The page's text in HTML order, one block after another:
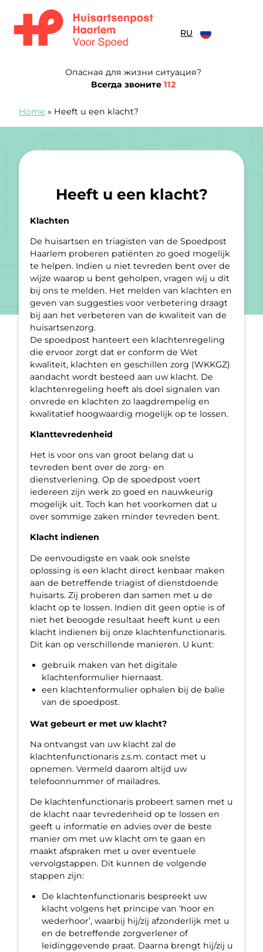
RU
Опасная для жизни ситуация?
Всегда звоните 112
Home » Heeft u een klacht?
Heeft u een klacht?
Klachten
De huisartsen en triagisten van de Spoedpost
Haarlem proberen patiënten zo goed mogelijk
te helpen. Indien u niet tevreden bent over de
wijze waarop u bent geholpen, vragen wij u dit
bij ons te melden. Het melden van klachten en
geven van suggesties voor verbetering draagt
bij aan het verbeteren van de kwaliteit van de
huisartsenzorg.
De spoedpost hanteert een klachtenregeling
die ervoor zorgt dat er conform de Wet
kwaliteit, klachten en geschillen zorg (WKKGZ)
aandacht wordt besteed aan uw klacht. De
klachtenregeling heeft als doel signalen van
onvrede en klachten zo laagdrempelig en
kwalitatief hoogwaardig mogelijk op te lossen.
Klanttevredenheid
Het is voor ons van groot belang dat u
tevreden bent over de zorg- en
dienstverlening. Op de spoedpost voert
iedereen zijn werk zo goed en nauwkeurig
mogelijk uit. Toch kan het voorkomen dat u
over sommige zaken minder tevreden bent.
Klacht indienen
De eenvoudigste en vaak ook snelste
oplossing is een klacht direct kenbaar maken
aan de betreffende triagist of dienstdoende
huisarts. Zij proberen dan samen met u de
klacht op te lossen. Indien dit geen optie is of
niet het beoogde resultaat heeft kunt u een
klacht indienen bij onze klachtenfunctionaris.
Dit kan op verschillende manieren. U kunt:
gebruik maken van het digitale
klachtenformulier hiernaast.
een klachtenformulier ophalen bij de balie
van de spoedpost.
Wat gebeurt er met uw klacht?
Na ontvangst van uw klacht zal de
klachtenfunctionaris z.s.m. contact met u
opnemen. Vermeld daarom altijd uw
telefoonnummer of mailadres.
De klachtenfunctionaris probeert samen met u
de klacht naar tevredenheid op te lossen en
geeft u informatie en advies over de beste
manier om met uw klacht om te gaan en
maakt afspraken met u over eventuele
vervolgstappen. Dit kunnen de volgende
stappen zijn:
De klachtenfunctionaris bespreekt uw
klacht volgens het principe van ‘hoor en
wederhoor’, waarbij hij/zij afzonderlijk met u
en de betreffende zorgverlener of
leidinggevende praat. Daarna brengt hij/zij u